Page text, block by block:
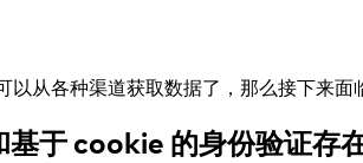
以从各种渠道获取数据了，那么接下来
基于 cookie 的身份验证存